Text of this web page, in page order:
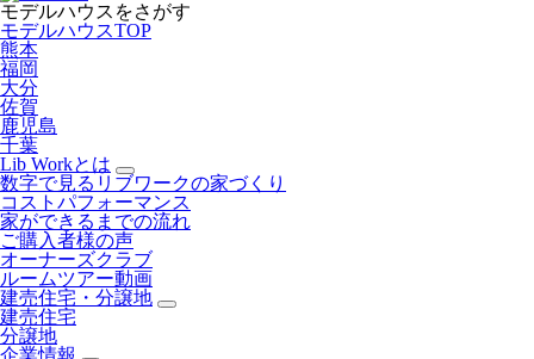
モデルハウスをさがす
モデルハウスTOP
熊本
福岡
大分
佐賀
鹿児島
千葉
Lib Workとは
数字で見るリブワークの家づくり
コストパフォーマンス
家ができるまでの流れ
ご購入者様の声
オーナーズクラブ
ルームツアー動画
建売住宅・分譲地
建売住宅
分譲地
企業情報